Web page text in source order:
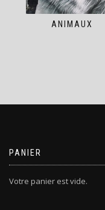
ANIMAUX
PANIER
Votre panier est vide.